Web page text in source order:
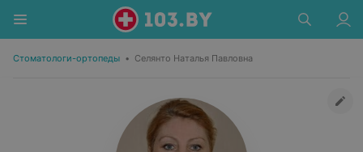
Стоматологи-ортопеды • Селянто Наталья Павловна